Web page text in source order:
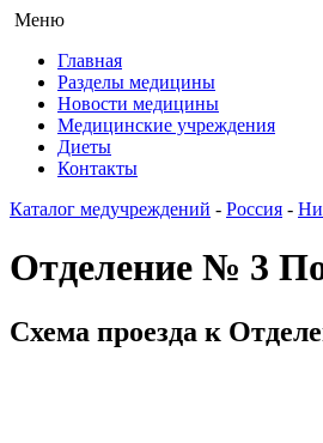
Меню
Главная
Разделы медицины
Новости медицины
Медицинские учреждения
Диеты
Контакты
Каталог медучреждений - Россия -
Отделение № 3
Схема проезда к